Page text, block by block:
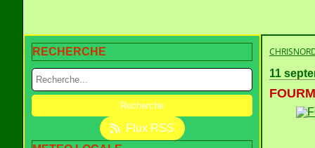
RECHERCHE
Flux RSS
11